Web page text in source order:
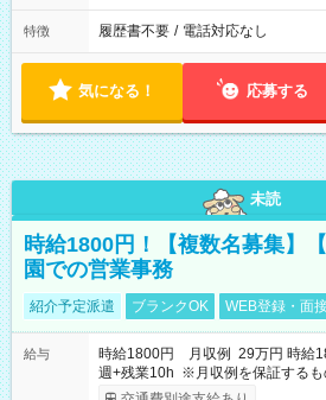
特徴 履歴書不要 / 電話対応なし
気になる！ 応募する
未読
時給1800円！【複数名募集】
園での営業事務
紹介予定派遣 ブランクOK WEB登録・面
給与
時給1800円 月収例 29万円 時給
週+残業10h ※月収例を保証するも